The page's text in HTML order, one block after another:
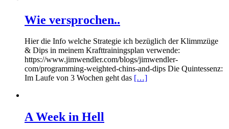
Wie versprochen..
Hier die Info welche Strategie ich bezüglich der Klimmzüge
& Dips in meinem Krafttrainingsplan verwende:
https://www.jimwendler.com/blogs/jimwendler-
com/programming-weighted-chins-and-dips Die Quintessenz:
Im Laufe von 3 Wochen geht das […]
A Week in Hell